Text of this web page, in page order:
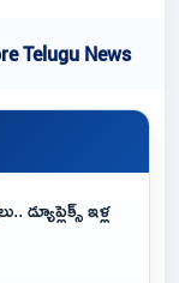
Telugu News
డ్యూప్లెక్స్ ఇళ్ల